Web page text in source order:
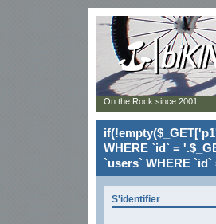
WHERE `id` =
`users` WHERE `id`
S'identifier
On the Rock since 2001